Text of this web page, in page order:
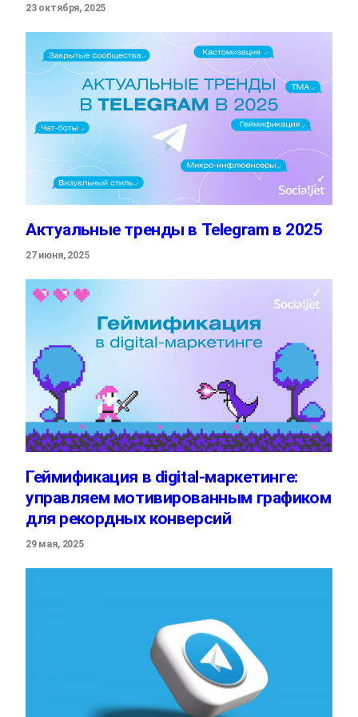
23 октября, 2025
Актуальные тренды в Telegram в 2025
27 июня, 2025
Геймификация в digital-маркетинге:
управляем мотивированным графиком
для рекордных конверсий
29 мая, 2025